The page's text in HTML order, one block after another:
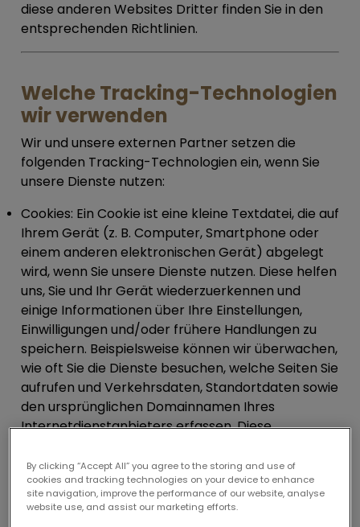
diese anderen Websites Dritter finden Sie in den
entsprechenden Richtlinien.
Welche Tracking-Technologien
wir verwenden
Wir und unsere externen Partner setzen die
folgenden Tracking-Technologien ein, wenn Sie
unsere Dienste nutzen:
Cookies: Ein Cookie ist eine kleine Textdatei, die auf
Ihrem Gerät (z. B. Computer, Smartphone oder
einem anderen elektronischen Gerät) abgelegt
wird, wenn Sie unsere Dienste nutzen. Diese helfen
uns, Sie und Ihr Gerät wiederzuerkennen und
einige Informationen über Ihre Einstellungen,
Einwilligungen und/oder frühere Handlungen zu
speichern. Beispielsweise können wir überwachen,
wie oft Sie die Dienste besuchen, welche Seiten Sie
aufrufen und Verkehrsdaten, Standortdaten sowie
den ursprünglichen Domainnamen Ihres
Internetdienstanbieters erfassen. Diese
Inhalte bereitzustellen und unsere Dienste zu
verbessern. Einige dieser Daten werden
aggregiert oder statistisch ausgewertet, sodass
By clicking “Accept All” you agree to the storing and use of
cookies and tracking technologies on your device to enhance
site navigation, improve the performance of our website, analyse
website use, and assist our marketing efforts.